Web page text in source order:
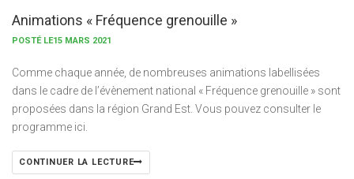
Animations « Fréquence grenouille »
POSTÉ LE15 MARS 2021
Comme chaque année, de nombreuses animations labellisées
dans le cadre de l’évènement national « Fréquence grenouille » sont
proposées dans la région Grand Est. Vous pouvez consulter le
programme ici.
CONTINUER LA LECTURE